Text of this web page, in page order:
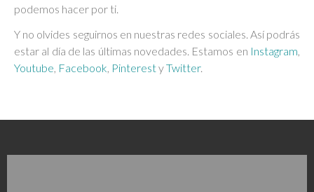
podemos hacer por ti.
Y no olvides seguirnos en nuestras redes sociales. Así podrás
estar al día de las últimas novedades. Estamos en Instagram
Youtube Facebook PinterestyTwitter.